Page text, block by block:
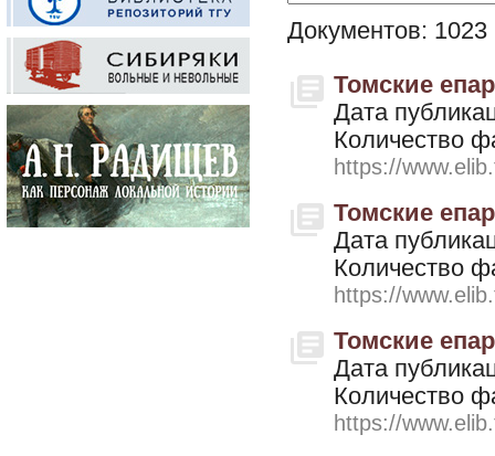
Документов: 1023
Томские
Дата
Количество
https://
Томские
Дата
Количество
https://
Томские
Дата
Количество
https://